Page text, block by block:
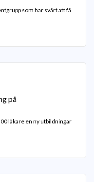
som har svårt att få
på
läkare en ny utbildningar